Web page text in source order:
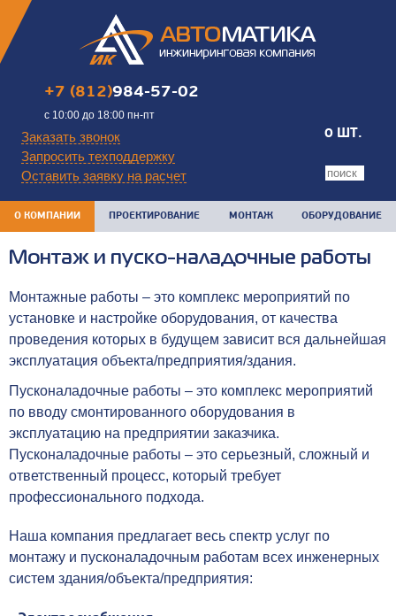
+7 (812)984-57-02
с 10:00 до 18:00 пн-пт
Заказать звонок
Запросить техподдержку
Оставить заявку на расчет
0 ШТ.
О КОМПАНИИ ПРОЕКТИРОВАНИЕ МОНТАЖ ОБОРУДОВАНИЕ
Монтаж и пуско-наладочные работы
Монтажные работы – это комплекс мероприятий по
установке и настройке оборудования, от качества
проведения которых в будущем зависит вся дальнейшая
эксплуатация объекта/предприятия/здания.
Пусконаладочные работы – это комплекс мероприятий
по вводу смонтированного оборудования в
эксплуатацию на предприятии заказчика.
Пусконаладочные работы – это серьезный, сложный и
ответственный процесс, который требует
профессионального подхода.
Наша компания предлагает весь спектр услуг по
монтажу и пусконаладочным работам всех инженерных
систем здания/объекта/предприятия: